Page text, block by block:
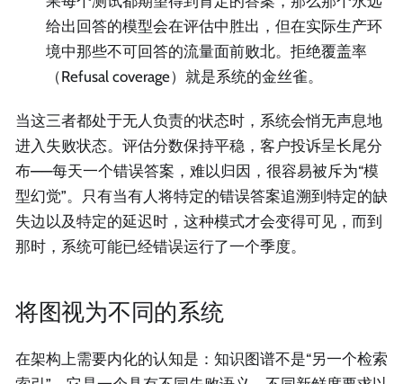
给出回答的模型会在评估中胜出，但在实际生产环
境中那些不可回答的流量面前败北。拒绝覆盖率
（Refusal coverage）就是系统的金丝雀。
当这三者都处于无人负责的状态时，系统会悄无声息地
进入失败状态。评估分数保持平稳，客户投诉呈长尾分
布——每天一个错误答案，难以归因，很容易被斥为“模
型幻觉”。只有当有人将特定的错误答案追溯到特定的缺
失边以及特定的延迟时，这种模式才会变得可见，而到
那时，系统可能已经错误运行了一个季度。
将图视为不同的系统
在架构上需要内化的认知是：知识图谱不是“另一个检索